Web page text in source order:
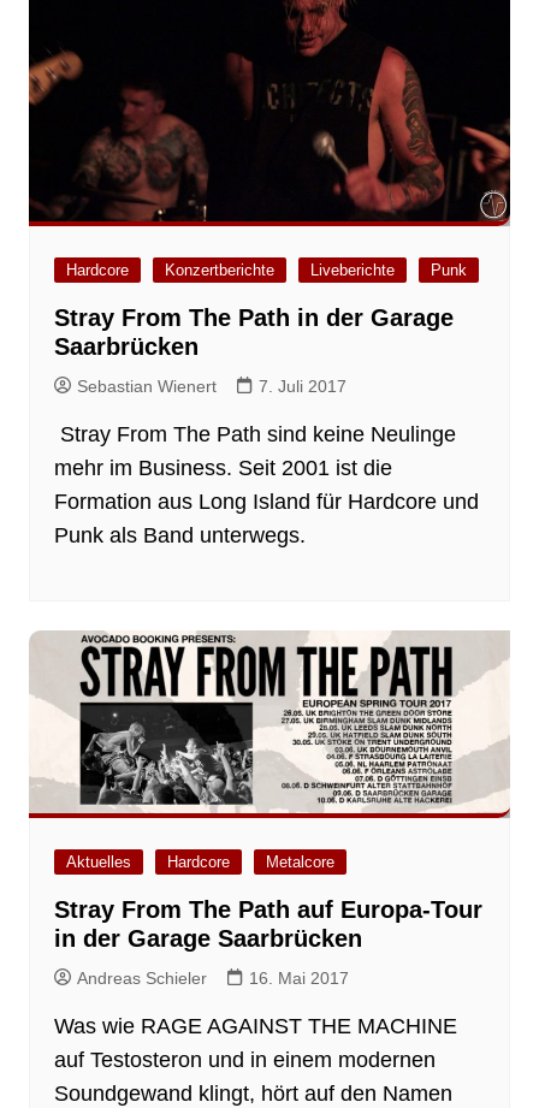
Hardcore Konzertberichte Liveberichte Punk
Stray From The Path in der Garage
Saarbrücken
Sebastian Wienert 7. Juli 2017
Stray From The Path sind keine Neulinge
mehr im Business. Seit 2001 ist die
Formation aus Long Island für Hardcore und
Punk als Band unterwegs.
Aktuelles Hardcore Metalcore
Stray From The Path auf Europa-Tour
in der Garage Saarbrücken
Andreas Schieler 16. Mai 2017
Was wie RAGE AGAINST THE MACHINE
auf Testosteron und in einem modernen
Soundgewand klingt, hört auf den Namen